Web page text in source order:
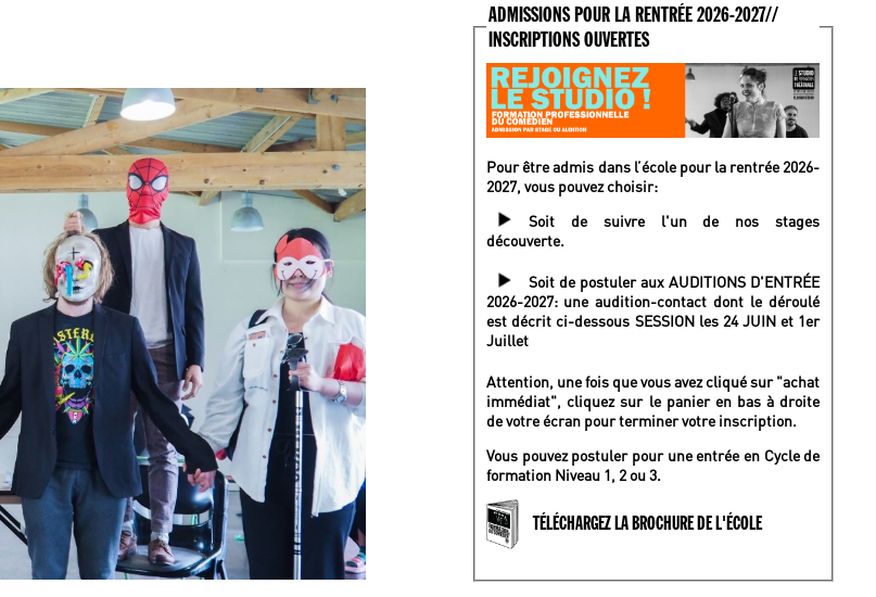
ADMISSIONS POUR LA RENTRÉE 2026-2027//
INSCRIPTIONS OUVERTES
Pour être admis dans l’école pour la rentrée 2026-
2027, vous pouvez choisir:
Soit de suivre l'un de nos stages
découverte.
Soit de postuler aux AUDITIONS D'ENTRÉE
2026-2027: une audition-contact dont le déroulé
est décrit ci-dessous SESSION les 24 JUIN et 1er
Juillet
Attention, une fois que vous avez cliqué sur "achat
immédiat", cliquez sur le panier en bas à droite
de votre écran pour terminer votre inscription.
Vous pouvez postuler pour une entrée en Cycle de
formation Niveau 1, 2 ou 3.
TÉLÉCHARGEZ LA BROCHURE DE L'ÉCOLE